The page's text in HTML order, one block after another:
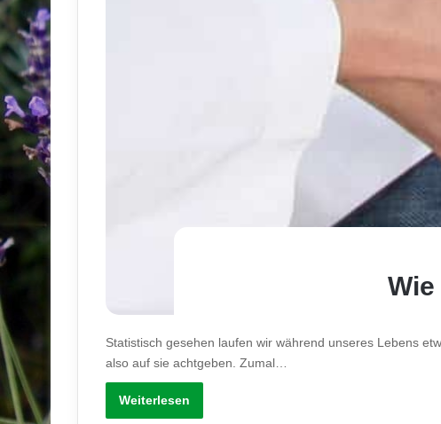
Statistisch gesehen laufen wir während unseres Lebens
also auf sie achtgeben. Zumal…
Weiterlesen